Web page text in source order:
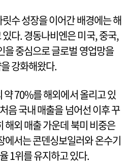
수 성장을 이어간 배경에는 해
다. 경동나비엔은 미국, 중국,
을 중심으로 글로벌 영업망을
강화해왔다.
약 70%를 해외에서 올리고 있
음 국내 매출을 넘어선 이후 꾸
해외 매출 가운데 북미 비중은
에서는 콘덴싱보일러와 온수기
1위를 유지하고 있다.